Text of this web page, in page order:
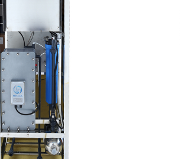
尔EDI膜堆维修
查看详情